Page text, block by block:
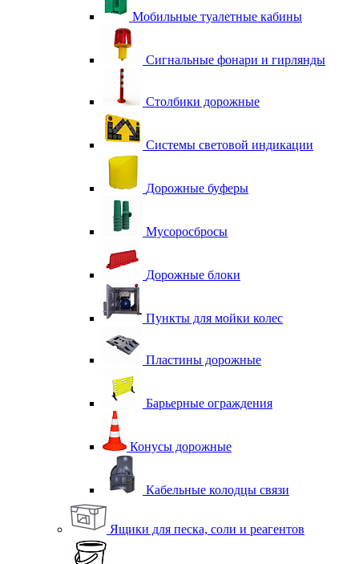
Мобильные туалетные кабины
Сигнальные фонари и гирлянды
Столбики дорожные
Системы световой индикации
Дорожные буферы
Мусоросбросы
Дорожные блоки
Пункты для мойки колес
Пластины дорожные
Барьерные ограждения
Конусы дорожные
Кабельные колодцы связи
Ящики для песка, соли и реагентов